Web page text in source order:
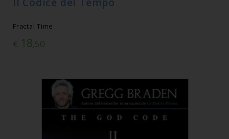
Fractal Time
€ 18,50